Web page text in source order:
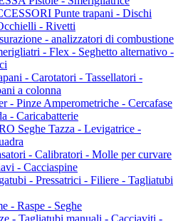
Punte trapani - Dischi
- Rivetti
- analizzatori di combustione
- Flex - Seghetto alternativo -
- Carotatori - Tassellatori -
a colonna
- Pinze Amperometriche - Cercafase
- Caricabatterie
Seghe Tazza - Levigatrice -
- Calibratori - Molle per curvare
- Cacciaspine
- Pressatrici - Filiere - Tagliatubi
- Raspe - Seghe
- Tagliatubi manuali - Cacciaviti -